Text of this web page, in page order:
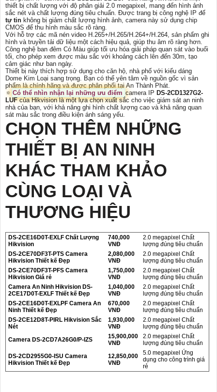
thiết bị chất lượng với độ phân giải 2.0 megapixel, mang đến hình ảnh
sắc nét và chất lượng đúng tiêu chuẩn. Được trang bị công nghệ IP để
tự tin không bị giảm chất lượng hình ảnh, camera này sử dụng chip
CMOS để thu hình màu sắc rõ ràng.
Với hỗ trợ các mã nén video H.265+/H.265/H.264+/H.264, sản phẩm ghi
hình và truyền tải dữ liệu một cách hiệu quả, giúp thu âm rõ ràng hơn.
Công nghệ ban đêm Có Màu giúp tối ưu hóa giải pháp quan sát vào buổi
tối, cho phép xem được màu sắc với khoảng cách lên đến 30m, tạo
cảm giác như ban ngày.
Thiết bị này thích hợp sử dụng cho căn hộ, nhà phố với kiểu dáng
Dome Kim Loại sang trọng. Bạn có thể yên tâm về nguồn gốc vì sản
phẩm là chính hãng và được phân phối tại An Thành Phát.
🔅 Có thể nhìn nhận lại những ưu điểm camera IP DS-2CD1327G2-
LUFcủa Hikvision là một lựa chọn xuất sắc cho việc giám sát an ninh
nhà của bạn, với khả năng ghi hình chất lượng cao và khả năng quan
sát màu sắc trong điều kiện ánh sáng yếu.
CHỌN THÊM NHỮNG
THIẾT BỊ AN NINH
KHÁC THAM KHẢO
CÙNG LOẠI VÀ
THƯƠNG HIỆU
DS-2CE16D0T-EXLF Chất Lượng
Hikvision
740,000
VNĐ
2.0 megapixel Chất
lượng đúng tiêu chuẩn
DS-2CE70DF3T-PTS Camera
Hikvision Thiết kế Đẹp
2,080,000
VNĐ
2.0 megapixel Chất
lượng đúng tiêu chuẩn
DS-2CE70DF3T-PFS Camera
Hikvision Giá rẻ
1,750,000
VNĐ
2.0 megapixel Chất
lượng đúng tiêu chuẩn
Camera An Ninh Hikvision DS-
2CE17D0T-EXLF Thiết kế Đẹp
1,040,000
VNĐ
2.0 megapixel Chất
lượng đúng tiêu chuẩn
DS-2CE16D0T-EXLPF Camera An
Ninh Thiết kế Đẹp
670,000
VNĐ
2.0 megapixel Chất
lượng đúng tiêu chuẩn
DS-2CE12D8T-PIRL Hikvision Sắc
Nét
1,930,000
VNĐ
2.0 megapixel Chất
lượng đúng tiêu chuẩn
Camera DS-2CD7A26G0/P-IZS
15,900,000
VNĐ
2.0 megapixel Chất
lượng đúng tiêu chuẩn
DS-2CD2955G0-ISU Camera
Hikvision Thiết kế Đẹp
12,850,000
VNĐ
5.0 megapixel Ứng
dụng cho công trình giá
rẻ